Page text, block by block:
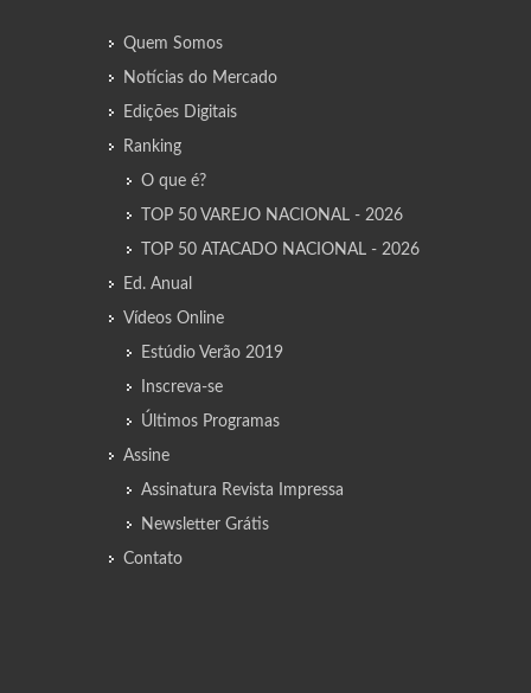
Quem Somos
Notícias do Mercado
Edições Digitais
Ranking
O que é?
TOP 50 VAREJO NACIONAL - 2026
TOP 50 ATACADO NACIONAL - 2026
Ed. Anual
Vídeos Online
Estúdio Verão 2019
Inscreva-se
Últimos Programas
Assine
Assinatura Revista Impressa
Newsletter Grátis
Contato